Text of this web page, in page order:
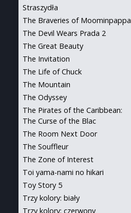
Straszydła
The Braveries of Moominpappa
The Devil Wears Prada 2
The Great Beauty
The Invitation
The Life of Chuck
The Mountain
The Odyssey
The Pirates of the Caribbean:
The Curse of the Blac
The Room Next Door
The Souffleur
The Zone of Interest
Toi yama-nami no hikari
Toy Story 5
Trzy kolory: biały
Trzy kolory: czerwony